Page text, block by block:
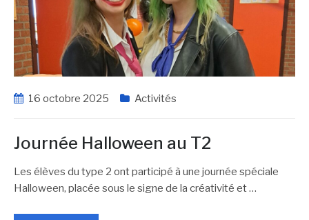
16 octobre 2025 Activités
Journée Halloween au T2
Les élèves du type 2 ont participé à une journée spéciale
Halloween, placée sous le signe de la créativité et…